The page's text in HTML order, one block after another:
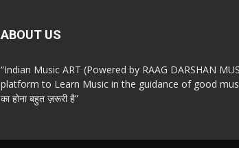
ABOUT US
“Indian Music ART (Powered by RAAG DARSHAN
platform to Learn Music in the guidance of good
का होना बहुत ज़रूरी है”